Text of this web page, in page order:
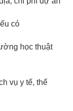
có
học thuật
vụ y tế, thể